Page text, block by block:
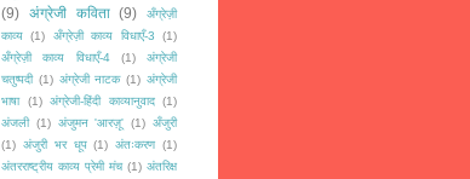
(9)
अंग्रेजी कविता (9)
अँग्रेज़ी
काव्य (1) अँग्रेज़ी काव्य विधाएँ-3
(1)
अँग्रेज़ी काव्य विधाएँ-4
(1)
अंग्रेजी
चतुष्पदी (1) अंग्रेजी नाटक (1) अंग्रेजी
भाषा
(1) अंग्रेजी-हिंदी काव्यानुवाद (1)
अंजली (1) अंजुमन 'आरज़ू' (1) अँजुरी
(1) अंजुरी भर धूप (1) अंतःकरण (1)
अंतरराष्ट्रीय काव्य प्रेमी मंच (1) अंतरिक्ष